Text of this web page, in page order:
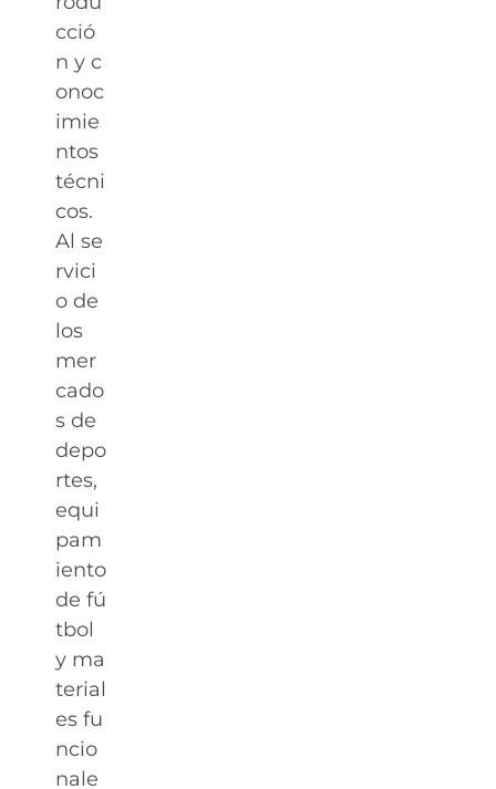
cció
n y c
onoc
imie
ntos
técni
cos.
Al se
rvici
o de
los
mer
cado
s de
depo
rtes,
equi
pam
iento
de fú
tbol
y ma
terial
es fu
ncio
nale